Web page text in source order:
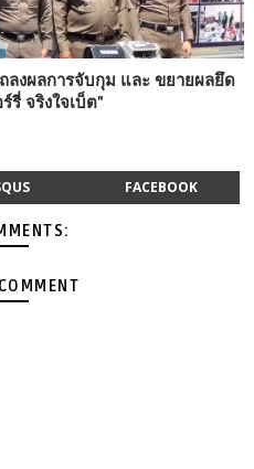
งผลการจับกุม และ ขยายผลยึด
รี่ จริงใจเบ็ต”
FACEBOOK